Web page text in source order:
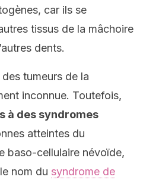
car ils se
tissus de la mâchoire
dents.
tumeurs de la
inconnue. Toutefois,
à des syndromes
atteintes du
baso-cellulaire névoïde,
nom du syndrome de